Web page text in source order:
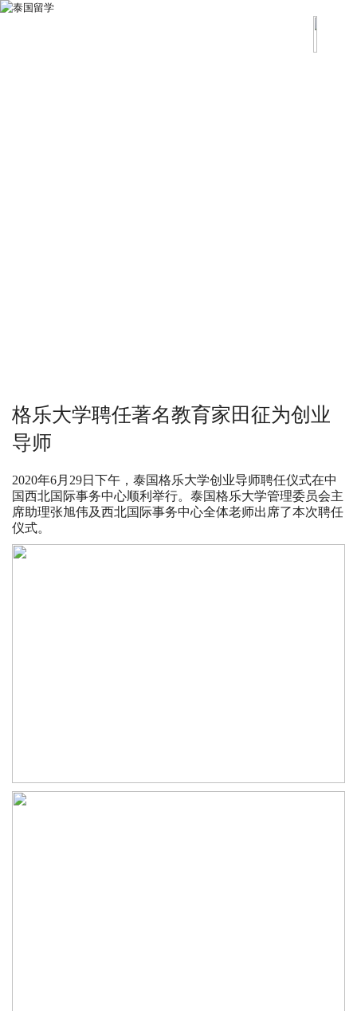
格乐大学聘任著名教育家田征为创业
导师
2020年6月29日下午，泰国格乐大学创业导师聘任仪式在中
国西北国际事务中心顺利举行。泰国格乐大学管理委员会主
席助理张旭伟及西北国际事务中心全体老师出席了本次聘任
仪式。